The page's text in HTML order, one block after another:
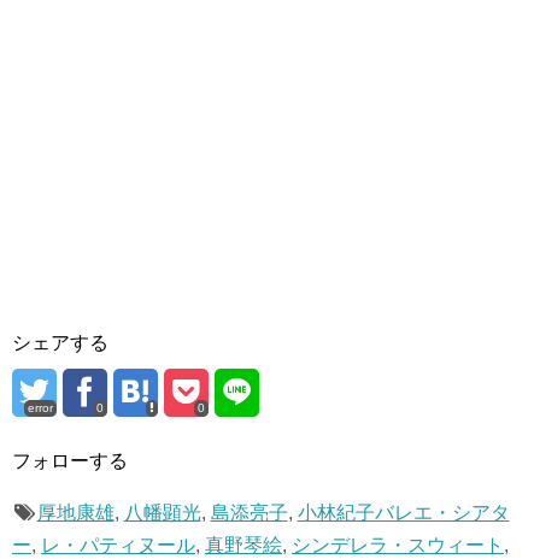
シェアする
error 0 0
フォローする
厚地康雄, 八幡顕光, 島添亮子, 小林紀子バレエ・シアタ
ー, レ・パティヌール, 真野琴絵, シンデレラ・スウィート ,